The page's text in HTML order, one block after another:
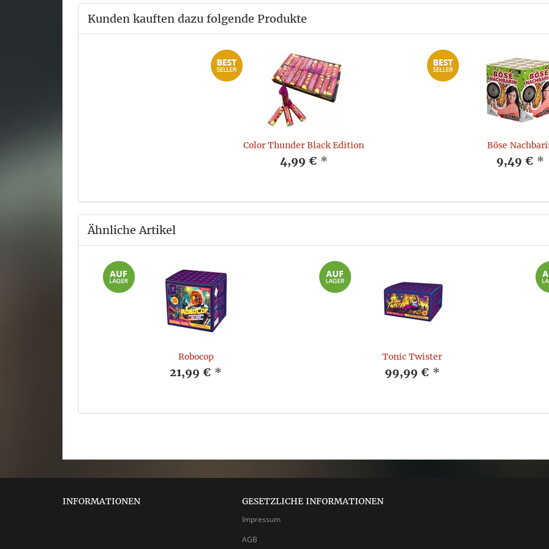
Kunden kauften dazu folgende Produkte
Color Thunder Black Edition
4,99 € *
Böse
9,49 € *
Ähnliche Artikel
Robocop
21,99 € *
Tonic Twister
99,99 € *
INFORMATIONEN GESETZLICHE INFORMATIONEN
Impressum
AGB